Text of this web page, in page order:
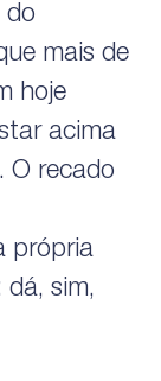
do
mais de
hoje
acima
O recado
própria
dá, sim,